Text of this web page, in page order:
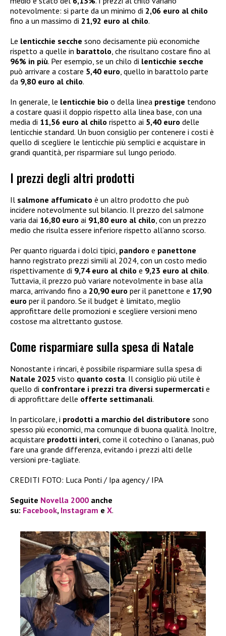
notevolmente: si parte da un minimo di 2,06 euro al chilo
fino a un massimo di 21,92 euro al chilo.
Le lenticchie secche sono decisamente più economiche
rispetto a quelle in barattolo , che risultano costare fino al
96% in più. Per esempio, se un chilo di lenticchie secche
può arrivare a costare 5,40 euro , quello in barattolo parte
da 9,80 euro al chilo.
In generale, le lenticchie bio o della linea prestige tendono
a costare quasi il doppio rispetto alla linea base, con una
media di 11,56 euro al chilo rispetto ai 5,40 euro delle
lenticchie standard. Un buon consiglio per contenere i costi è
quello di scegliere le lenticchie più semplici e acquistare in
grandi quantità, per risparmiare sul lungo periodo.
I prezzi degli altri prodotti
Il salmone affumicato è un altro prodotto che può
incidere notevolmente sul bilancio. Il prezzo del salmone
varia dai 16,80 euro ai 91,80 euro al chilo , con un prezzo
medio che risulta essere inferiore rispetto all’anno scorso.
Per quanto riguarda i dolci tipici, pandoro e panettone
hanno registrato prezzi simili al 2024, con un costo medio
rispettivamente di 9,74 euro al chilo e 9,23 euro al chilo.
Tuttavia, il prezzo può variare notevolmente in base alla
marca, arrivando fino a 20,90 euro per il panettone e 17,90
euro per il pandoro. Se il budget è limitato, meglio
approfittare delle promozioni e scegliere versioni meno
costose ma altrettanto gustose.
Come risparmiare sulla spesa di Natale
Nonostante i rincari, è possibile risparmiare sulla spesa di
Natale 2025 visto quanto costa. Il consiglio più utile è
quello di confrontare i prezzi tra diversi supermercati e
di approfittare delle offerte settimanali.
In particolare, i prodotti a marchio del distributore sono
spesso più economici, ma comunque di buona qualità. Inoltre,
acquistare prodotti interi, come il cotechino o l’ananas, può
fare una grande differenza, evitando i prezzi alti delle
versioni pre-tagliate.
CREDITI FOTO: Luca Ponti / Ipa agency / IPA
Seguite Novella 2000 anche
su: Facebook, Instagram e X.